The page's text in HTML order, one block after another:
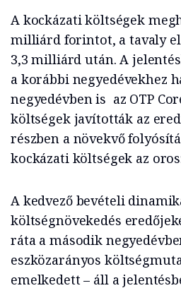
A kockázati költségek
milliárd forintot, a tavaly
3,3 milliárd után. A
a korábbi negyedévekhez
negyedévben is az OTP
költségek javították az
részben a növekvő
kockázati költségek az
A kedvező bevételi
költségnövekedés
ráta a második
eszközarányos
emelkedett – áll a